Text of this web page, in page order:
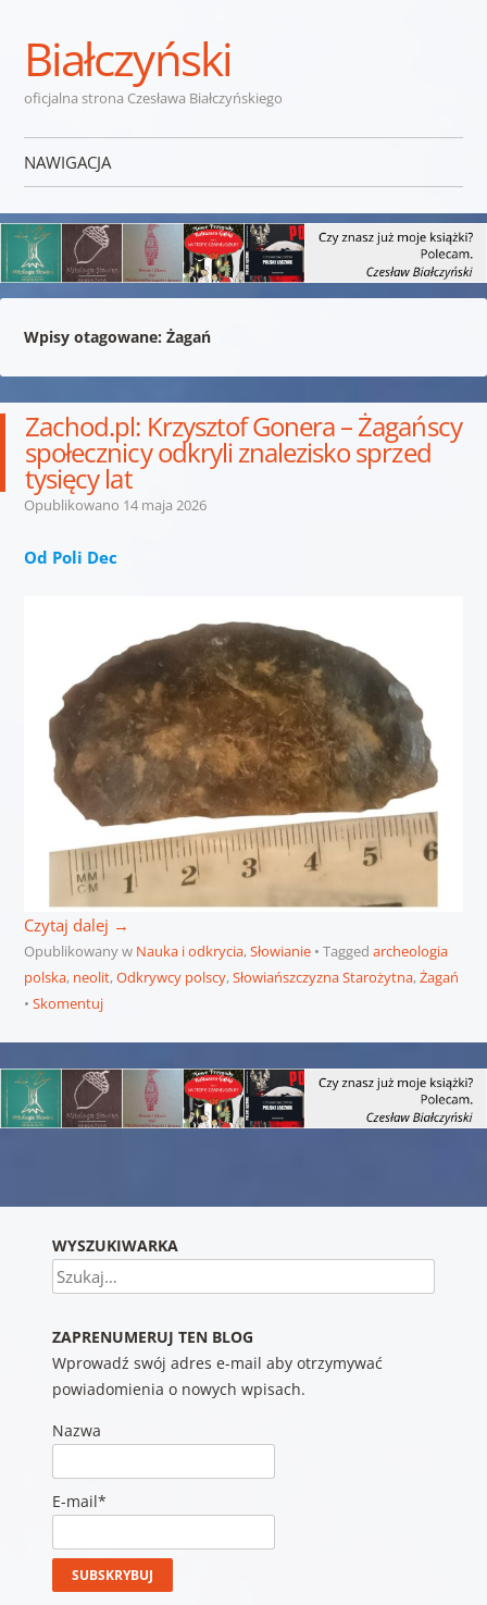
Białczyński
oficjalna strona Czesława Białczyńskiego
NAWIGACJA
Wpisy otagowane: Żagań
Zachod.pl: Krzysztof Gonera – Żagańscy
społecznicy odkryli znalezisko sprzed
tysięcy lat
Opublikowano 14 maja 2026
Od Poli Dec
Czytaj dalej →
Opublikowany w Nauka i odkrycia,Słowianie Tagged archeologia
polska, neolit,Odkrywcy polscy,Słowiańszczyzna Starożytna,Żagań
Skomentuj
WYSZUKIWARKA
Szukaj
ZAPRENUMERUJ TEN BLOG
Wprowadź swój adres e-mail aby otrzymywać
powiadomienia o nowych wpisach.
Nazwa
E-mail*